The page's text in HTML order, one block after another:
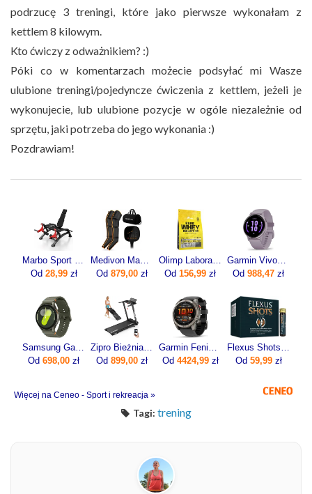
podrzucę 3 treningi, które jako pierwsze wykonałam z
kettlem 8 kilowym.
Kto ćwiczy z odważnikiem? :)
Póki co w komentarzach możecie podsyłać mi Wasze
ulubione treningi/pojedyncze ćwiczenia z kettlem, jeżeli je
wykonujecie, lub ulubione pozycje w ogóle niezależnie od
sprzętu, jaki potrzeba do jego wykonania :)
Pozdrawiam!
Marbo Sport Maszyna Na Mięsień Czworogłowy Uda Mf U011 Czarny Antracyt Metalic
Od 28,99zł
Medivon Masażer limfatyczny do nóg Portia
Od 879,00 zł
Olimp Laboratories Pure Whey Isolate 95 600g
Od 156,99 zł
Garmin Vivoactive 5 Bezel Orchid 010-02862-13
Od 988,47 zł
Samsung Galaxy Watch7 SM-L310 44mm Khaki
Od 698,00 zł
Zipro Bieżnia Elektryczna Domowa Składana Pod Łóżko 1-12Km/H Forma Lite
Od 899,00 zł
Garmin Fenix 8 Pro 51mm Grafitowy
Od 4424,99zł
Flexus Shots 20x10ml
Od 59,99zł
Więcej na Ceneo - Sport i rekreacja »
Tagi: trening